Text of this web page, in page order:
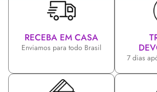
RECEBA EM CASA
Enviamos para todo Brasil
7 dias